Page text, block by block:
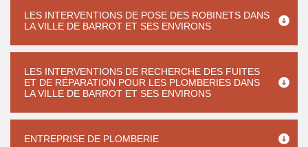
LES INTERVENTIONS DE POSE DES ROBINETS DANS
LA VILLE DE BARROT ET SES ENVIRONS
LES INTERVENTIONS DE RECHERCHE DES FUITES
ET DE RÉPARATION POUR LES PLOMBERIES DANS
LA VILLE DE BARROT ET SES ENVIRONS
ENTREPRISE DE PLOMBERIE